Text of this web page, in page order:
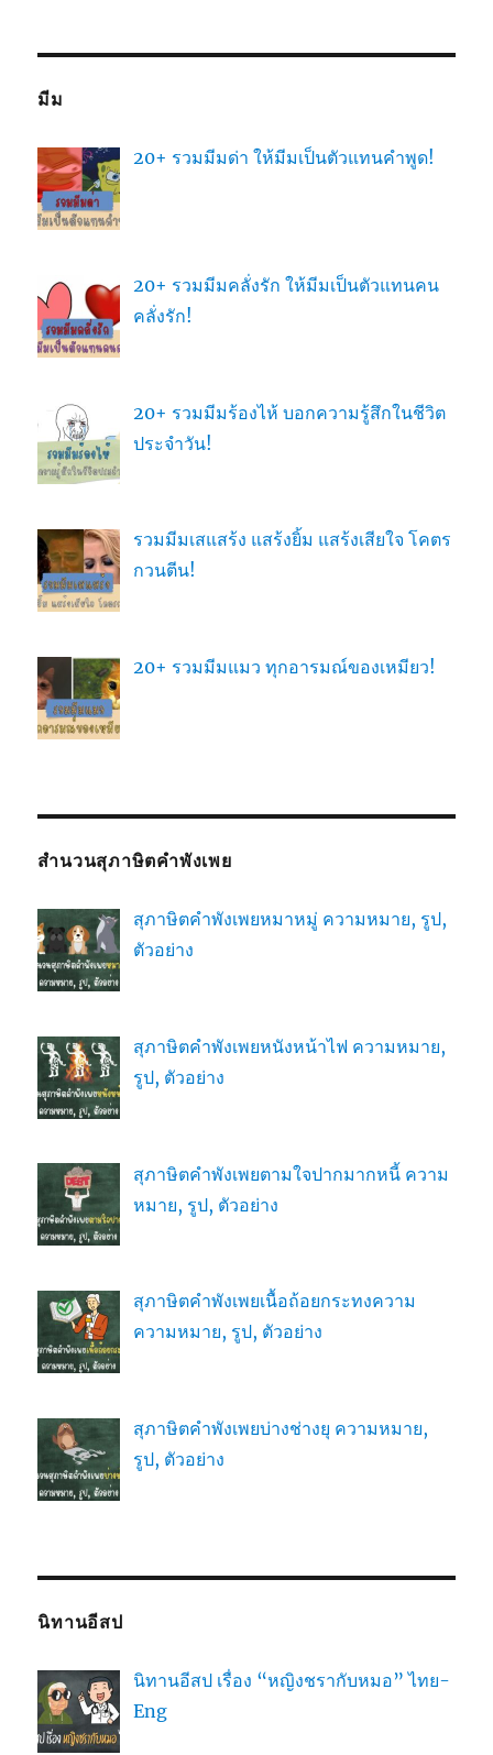
มีม
20+ รวมมีมด่า ให้มีมเป็นตัวแทนคำพูด!
20+ รวมมีมคลั่งรัก ให้มีมเป็นตัวแทนคน
คลั่งรัก!
20+ รวมมีมร้องไห้ บอกความรู้สึกในชีวิต
ประจำวัน!
รวมมีมเสแสร้ง แสร้งยิ้ม แสร้งเสียใจ โคตร
กวนตีน!
20+ รวมมีมแมว ทุกอารมณ์ของเหมียว!
สำนวนสุภาษิตคำพังเพย
สุภาษิตคำพังเพยหมาหมู่ ความหมาย, รูป,
ตัวอย่าง
สุภาษิตคำพังเพยหนังหน้าไฟ ความหมาย,
รูป, ตัวอย่าง
สุภาษิตคำพังเพยตามใจปากมากหนี้ ความ
หมาย, รูป, ตัวอย่าง
สุภาษิตคำพังเพยเนื้อถ้อยกระทงความ
ความหมาย, รูป, ตัวอย่าง
สุภาษิตคำพังเพยบ่างช่างยุ ความหมาย,
รูป, ตัวอย่าง
นิทานอีสป
นิทานอีสป เรื่อง “หญิงชรากับหมอ” ไทย-
Eng